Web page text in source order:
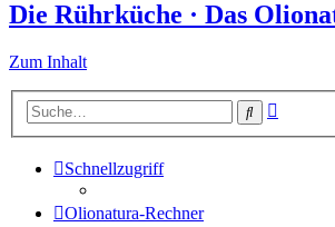
Die Rührküche · Das
Zum Inhalt
Suche
Schnellzugriff
Olionatura-Rechner